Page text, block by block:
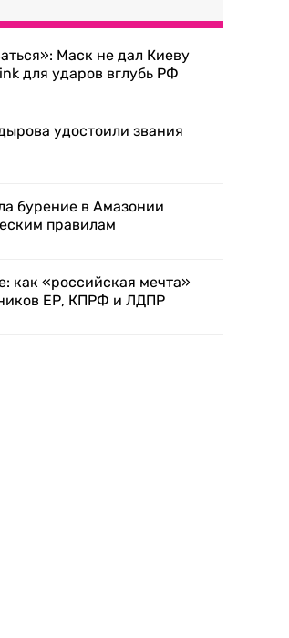
Маск не дал Киеву
для ударов вглубь РФ
удостоили звания
бурение в Амазонии
правилам
как «российская мечта»
ЕР, КПРФ и ЛДПР